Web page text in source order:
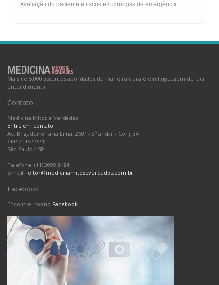
Avaliação do paciente e riscos em cirurgias de emergência
Mais de 5.000 assuntos abordados de maneira clara e em linguagem de fácil
entendimento.
Contato
Medicina Mitos e Verdades.
Entre em contato
Av. Brigadeiro Faria Lima, 2601 - 3º andar - Conj. 34
CEP 01452-924
São Paulo / SP
Telefone: (11) 3088.8484
E-mail: leitor@medicinamitoseverdades.com.br
Facebook
Encontre-nos no Facebook